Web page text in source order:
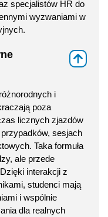
specjalistów HR do
wyzwaniami w
i
poza
licznych zjazdów
przypadków, sesjach
Taka formuła
ale przede
interakcji z
studenci mają
i wspólnie
dla realnych